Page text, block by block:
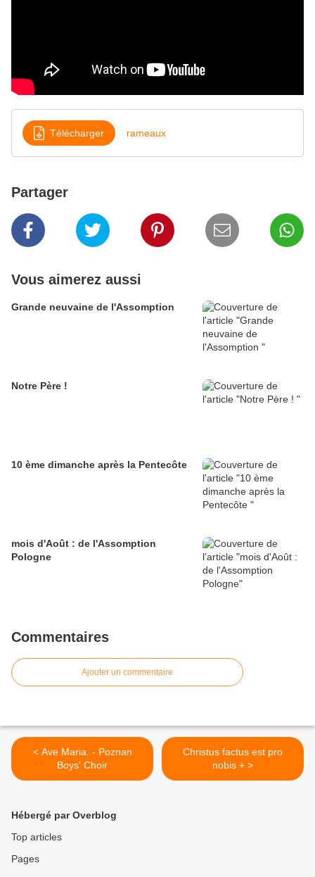
Télécharger rameaux
Partager
Vous aimerez aussi
Grande neuvaine de l'Assomption
Notre Père !
10 ème dimanche après la Pentecôte
mois d'Août : de l'Assomption
Pologne
Commentaires
Ajouter un commentaire
< Ave Maria. - Poznan
Boys' Choir
Christus factus est pro
nobis + >
Hébergé par Overblog
Top articles
Pages